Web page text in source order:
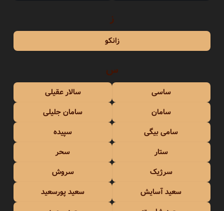
ز
زانکو
س
ساسی
سالار عقیلی
سامان
سامان جلیلی
سامی بیگی
سپیده
ستار
سحر
سرژیک
سروش
سعید آسایش
سعید پورسعید